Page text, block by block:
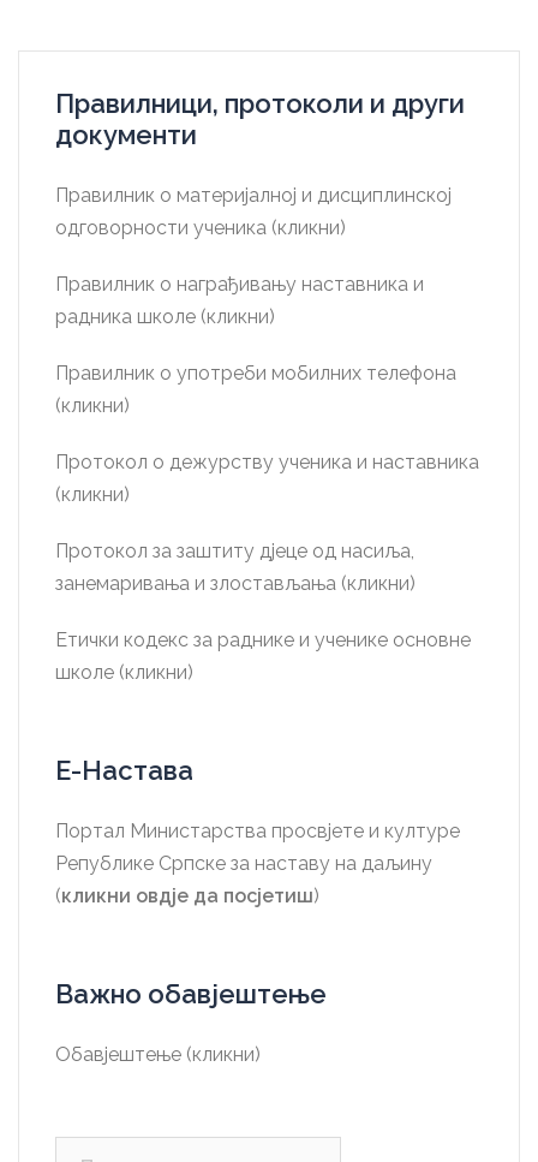
Правилници, протоколи и други
документи
Правилник о материјалној и дисциплинској
одговорности ученика (кликни)
Правилник о награђивању наставника и
радника школе (кликни)
Правилник о употреби мобилних телефона
(кликни)
Протокол о дежурству ученика и наставника
(кликни)
Протокол за заштиту дјеце од насиља,
занемаривања и злостављања (кликни)
Етички кодекс за раднике и ученике основне
школе (кликни)
Е-Настава
Портал Министарства просвјете и културе
Републике Српске за наставу на даљину
(кликни овдје да посјетиш)
Важно обавјештење
Обавјештење (кликни)